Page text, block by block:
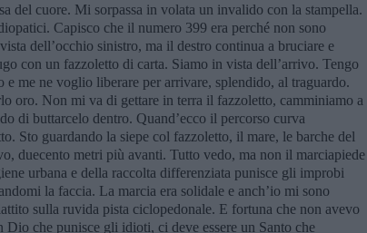
del cuore. Mi sorpassa in volata un invalido con la stampella.
Capisco che il numero 399 era perché non sono
dell’occhio sinistro, ma il destro continua a bruciare e
con un fazzoletto di carta. Siamo in vista dell’arrivo. Tengo
me ne voglio liberare per arrivare, splendido, al traguardo.
oro. Non mi va di gettare in terra il fazzoletto, camminiamo a
di buttarcelo dentro. Quand’ecco il percorso curva
Sto guardando la siepe col fazzoletto, il mare, le barche del
duecento metri più avanti. Tutto vedo, ma non il marciapiede
urbana e della raccolta differenziata punisce gli improbi
la faccia. La marcia era solidale e anch’io mi sono
sulla ruvida pista ciclopedonale. E fortuna che non avevo
Dio che punisce gli idioti, ci deve essere un Santo che